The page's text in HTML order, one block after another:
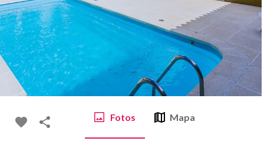
Fotos Mapa